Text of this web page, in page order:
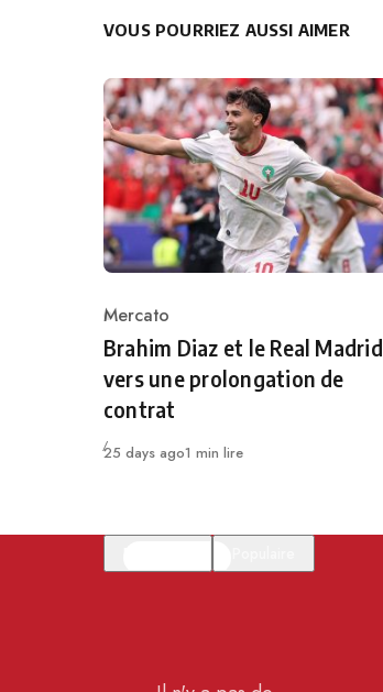
VOUS POURRIEZ AUSSI AIMER
Category
Mercato
Brahim Diaz et le Real Madrid
vers une prolongation de
contrat
Publié
25 days ago1 min lire